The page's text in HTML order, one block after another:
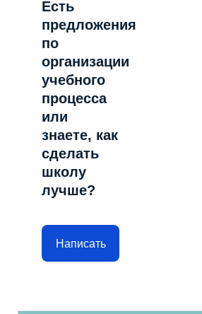
Есть
предложения
по
организации
учебного
процесса
или
знаете, как
сделать
школу
лучше?
Написать